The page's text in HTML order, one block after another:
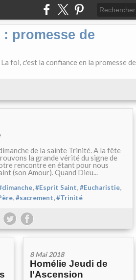
promesse de
foi, c'est la confiance en la promesse de
de la sainte Trinité. A la fête
la grande vérité du signe de
rencontre en étant pour nous
(son Amour). Quand Dieu...
,#Esprit Saint,#Eucharistie,
,#sacrement,#Trinité
8 Mai 2018
Homélie Jeudi de
l'Ascension